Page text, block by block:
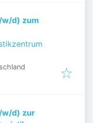
d) zum
w/d) zur